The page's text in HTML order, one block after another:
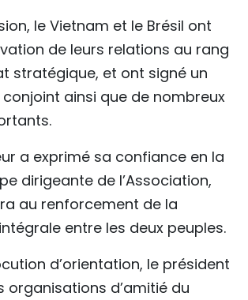
le Vietnam et le Brésil ont
de leurs relations au rang
stratégique, et ont signé un
conjoint ainsi que de nombreux
a exprimé sa confiance en la
dirigeante de l’Association,
au renforcement de la
entre les deux peuples.
d’orientation, le président
organisations d’amitié du